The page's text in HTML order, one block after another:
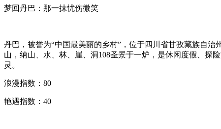
梦回丹巴：那一抹忧伤微笑
丹巴，被誉为“中国最美丽的乡村”，位于四川省甘孜藏族自
山，纳山、水、林、崖、洞108圣景于一炉，是休闲度假、探
灵。
浪漫指数：80
艳遇指数：40